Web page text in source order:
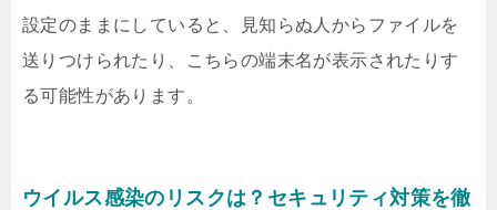
設定のままにしていると、見知らぬ人からファイルを
送りつけられたり、こちらの端末名が表示されたりす
る可能性があります。
ウイルス感染のリスクは？セキュリティ対策を徹